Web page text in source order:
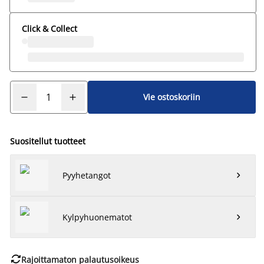
Click & Collect
Vie ostoskoriin
Suositellut tuotteet
Pyyhetangot 
Kylpyhuonematot 
Rajoittamaton palautusoikeus